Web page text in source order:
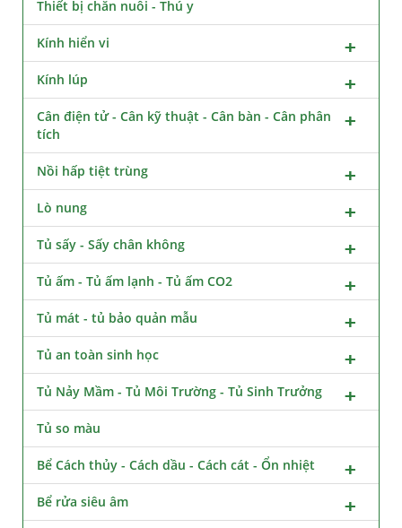
Thiết bị chăn nuôi - Thú y
Kính hiển vi
Kính lúp
Cân điện tử - Cân kỹ thuật - Cân bàn - Cân phân
tích
Nồi hấp tiệt trùng
Lò nung
Tủ sấy - Sấy chân không
Tủ ấm - Tủ ấm lạnh - Tủ ấm CO2
Tủ mát - tủ bảo quản mẫu
Tủ an toàn sinh học
Tủ Nảy Mầm - Tủ Môi Trường - Tủ Sinh Trưởng
Tủ so màu
Bể Cách thủy - Cách dầu - Cách cát - Ổn nhiệt
Bể rửa siêu âm